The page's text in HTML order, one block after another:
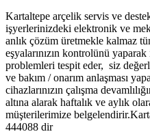
Kartaltepe arçelik servis ve
işyerlerinizdeki elektronik ve
anlık çözüm üretmekle kalmaz
eşyalarınızın kontrolünü
problemleri tespit eder, siz
ve bakım / onarım anlaşması
cihazlarınızın çalışma
altına alarak haftalık ve aylık
müşterilerimize
444088 dir